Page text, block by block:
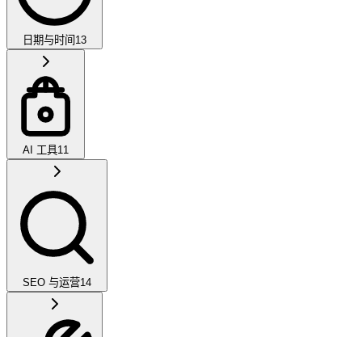
日期与时间 13
AI 工具11
SEO 与运营14